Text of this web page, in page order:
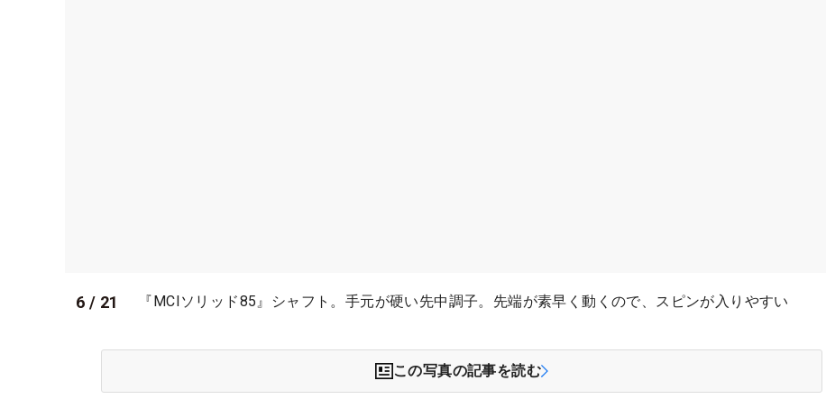
6 / 21 『MCIソリッド85』シャフト。手元が硬い先中調子。先端が素早く動くので、スピンが入りやすい
この写真の記事を読む